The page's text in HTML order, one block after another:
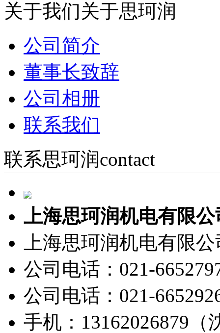
关于我们关于思珂润
公司简介
董事长致辞
公司相册
联系我们
联系思珂润contact
上海思珂润机电有限公
上海思珂润机电有限
公司电话：021-
公司电话：021-
手机：13162026879（